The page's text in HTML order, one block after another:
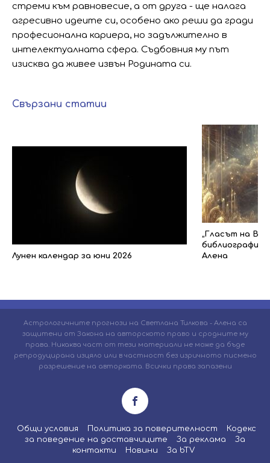
стреми към равновесие, а от друга - ще налага
агресивно идеите си, особено ако реши да гради
професионална кариера, но задължително в
интелектуалната сфера. Съдбовния му път
изисква да живее извън Родината си.
Свързани статии
Лунен календар за юни 2026
„Гласът на
Алена
Астрологичните прогнози на Светлана Тилкова - Алена са
защитени от Закона на авторското право и сродните му
права. Никаква част от тези материали не може да бъде
репродуцирана изцяло или в частност без изричното писмено
разрешение на авторката. Всички права запазени
Общи условия Политика за поверителност
Кодекс
за поведение на доставчиците
За реклама
За
контакти
Новини За bTV